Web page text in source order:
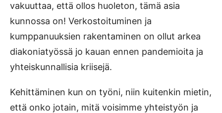
vakuuttaa, että ollos huoleton, tämä asia
kunnossa on! Ver­kostoituminen ja
kumppanuuksien rakentaminen on ollut arkea
diakoniatyössä jo kauan ennen pandemioita ja
yhteiskunnallisia kriisejä.
Kehittäminen kun on työni, niin kuitenkin mietin,
että onko jotain, mitä voisimme yhteistyön ja